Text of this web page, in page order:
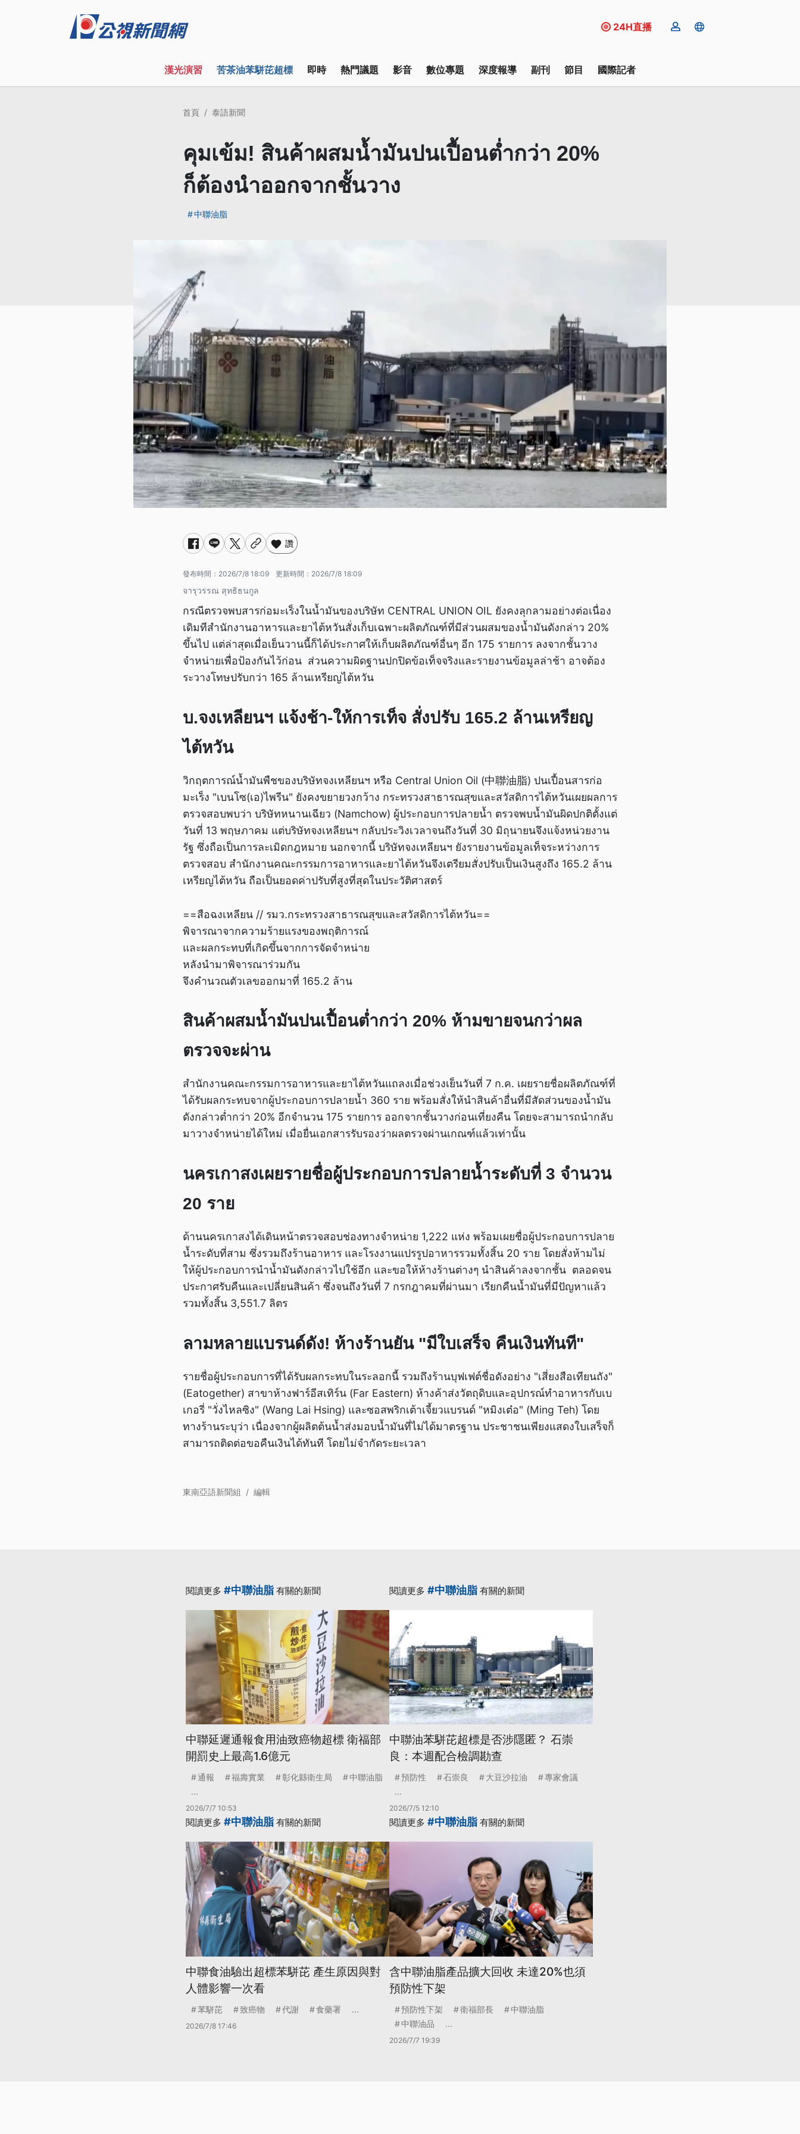
24H直播
漢光演習 苦茶油苯駢芘超標 即時 熱門議題 影音 數位專題 深度報導 副刊 節目 國際記者
首頁 泰語新聞
คุมเข้ม! สินค้าผสมน้ำมันปนเปื้อนต่ำกว่า 20%
ก็ต้องนำออกจากชั้นวาง
中聯油脂
讚
發布時間： 2026/7/8 18:09 更新時間： 2026/7/8 18:09
จารุวรรณ สุทธิธนกูล
กรณีตรวจพบสารก่อมะเร็งในน้ำมันของบริษัท CENTRAL UNION OIL ยังคงลุกลามอย่างต่อเนื่อง
เดิมทีสำนักงานอาหารและยาไต้หวันสั่งเก็บเฉพาะผลิตภัณฑ์ที่มีส่วนผสมของน้ำมันดังกล่าว 20%
ขึ้นไป แต่ล่าสุดเมื่อเย็นวานนี้ก็ได้ประกาศให้เก็บผลิตภัณฑ์อื่นๆ อีก 175 รายการ ลงจากชั้นวาง
จำหน่ายเพื่อป้องกันไว้ก่อน ส่วนความผิดฐานปกปิดข้อเท็จจริงและรายงานข้อมูลล่าช้า อาจต้อง
ระวางโทษปรับกว่า 165 ล้านเหรียญไต้หวัน
บ.จงเหลียนฯ แจ้งช้า-ให้การเท็จ สั่งปรับ 165.2 ล้านเหรียญ
ไต้หวัน
วิกฤตการณ์น้ำมันพืชของบริษัทจงเหลียนฯ หรือ Central Union Oil (中聯油脂) ปนเปื้อนสารก่อ
มะเร็ง "เบนโซ(เอ)ไพรีน" ยังคงขยายวงกว้าง กระทรวงสาธารณสุขและสวัสดิการไต้หวันเผยผลการ
ตรวจสอบพบว่า บริษัทหนานเฉียว (Namchow) ผู้ประกอบการปลายน้ำ ตรวจพบน้ำมันผิดปกติตั้งแต่
วันที่ 13 พฤษภาคม แต่บริษัทจงเหลียนฯ กลับประวิงเวลาจนถึงวันที่ 30 มิถุนายนจึงแจ้งหน่วยงาน
รัฐ ซึ่งถือเป็นการละเมิดกฎหมาย นอกจากนี้ บริษัทจงเหลียนฯ ยังรายงานข้อมูลเท็จระหว่างการ
ตรวจสอบ สำนักงานคณะกรรมการอาหารและยาไต้หวันจึงเตรียมสั่งปรับเป็นเงินสูงถึง 165.2 ล้าน
เหรียญไต้หวัน ถือเป็นยอดค่าปรับที่สูงที่สุดในประวัติศาสตร์
==สือฉงเหลียน // รมว.กระทรวงสาธารณสุขและสวัสดิการไต้หวัน==
พิจารณาจากความร้ายแรงของพฤติการณ์
และผลกระทบที่เกิดขึ้นจากการจัดจำหน่าย
หลังนำมาพิจารณาร่วมกัน
จึงคำนวณตัวเลขออกมาที่ 165.2 ล้าน
สินค้าผสมน้ำมันปนเปื้อนต่ำกว่า 20% ห้ามขายจนกว่าผล
ตรวจจะผ่าน
สำนักงานคณะกรรมการอาหารและยาไต้หวันแถลงเมื่อช่วงเย็นวันที่ 7 ก.ค. เผยรายชื่อผลิตภัณฑ์ที่
ได้รับผลกระทบจากผู้ประกอบการปลายน้ำ 360 ราย พร้อมสั่งให้นำสินค้าอื่นที่มีสัดส่วนของน้ำมัน
ดังกล่าวต่ำกว่า 20% อีกจำนวน 175 รายการ ออกจากชั้นวางก่อนเที่ยงคืน โดยจะสามารถนำกลับ
มาวางจำหน่ายได้ใหม่ เมื่อยื่นเอกสารรับรองว่าผลตรวจผ่านเกณฑ์แล้วเท่านั้น
นครเกาสงเผยรายชื่อผู้ประกอบการปลายน้ำระดับที่ 3 จำนวน
20 ราย
ด้านนครเกาสงได้เดินหน้าตรวจสอบช่องทางจำหน่าย 1,222 แห่ง พร้อมเผยชื่อผู้ประกอบการปลาย
น้ำระดับที่สาม ซึ่งรวมถึงร้านอาหาร และโรงงานแปรรูปอาหารรวมทั้งสิ้น 20 ราย โดยสั่งห้ามไม่
ให้ผู้ประกอบการนำน้ำมันดังกล่าวไปใช้อีก และขอให้ห้างร้านต่างๆ นำสินค้าลงจากชั้น ตลอดจน
ประกาศรับคืนและเปลี่ยนสินค้า ซึ่งจนถึงวันที่ 7 กรกฎาคมที่ผ่านมา เรียกคืนน้ำมันที่มีปัญหาแล้ว
รวมทั้งสิ้น 3,551.7 ลิตร
ลามหลายแบรนด์ดัง! ห้างร้านยัน "มีใบเสร็จ คืนเงินทันที"
รายชื่อผู้ประกอบการที่ได้รับผลกระทบในระลอกนี้ รวมถึงร้านบุฟเฟต์ชื่อดังอย่าง "เสี่ยงสือเทียนถัง"
(Eatogether) สาขาห้างฟาร์อีสเทิร์น (Far Eastern) ห้างค้าส่งวัตถุดิบและอุปกรณ์ทำอาหารกับเบ
เกอรี่ "วั่งไหลซิง" (Wang Lai Hsing) และซอสพริกเต้าเจี้ยวแบรนด์ "หมิงเต๋อ" (Ming Teh) โดย
ทางร้านระบุว่า เนื่องจากผู้ผลิตต้นน้ำส่งมอบน้ำมันที่ไม่ได้มาตรฐาน ประชาชนเพียงแสดงใบเสร็จก็
สามารถติดต่อขอคืนเงินได้ทันที โดยไม่จำกัดระยะเวลา
東南亞語新聞組 / 編輯
閱讀更多 #中聯油脂 有關的新聞
中聯延遲通報食用油致癌物超標 衛福部
開罰史上最高1.6億元
通報 福壽實業 彰化縣衛生局
中聯油脂
...
2026/7/7 10:53
閱讀更多 #中聯油脂 有關的新聞
中聯油苯駢芘超標是否涉隱匿？ 石崇
良：本週配合檢調勘查
預防性 石崇良 大豆沙拉油
專家會議
...
2026/7/5 12:10
閱讀更多 #中聯油脂 有關的新聞
中聯食油驗出超標苯駢芘 產生原因與對
人體影響一次看
苯駢芘 致癌物 代謝 食藥署 ...
2026/7/8 17:46
閱讀更多 #中聯油脂 有關的新聞
含中聯油脂產品擴大回收 未達20%也須
預防性下架
預防性下架 衛福部長
中聯油脂
中聯油品
...
2026/7/7 19:39